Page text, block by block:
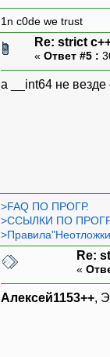
1n c0de we trust
Re: strict
« Ответ #5 :
а __int64 не везде
>FAQ ПО ПРОГР.
>ССЫЛКИ ПО
Re:
«
Алексей1153++,